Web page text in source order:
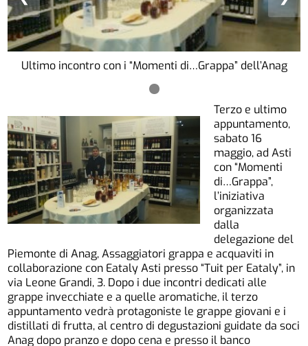
Ultimo incontro con i “Momenti di…Grappa” dell’Anag
Terzo e ultimo
appuntamento,
sabato 16
maggio, ad Asti
con “Momenti
di…Grappa”,
l’iniziativa
organizzata
dalla
delegazione del
Piemonte di Anag, Assaggiatori grappa e acquaviti in
collaborazione con Eataly Asti presso “Tuit per Eataly”, in
via Leone Grandi, 3. Dopo i due incontri dedicati alle
grappe invecchiate e a quelle aromatiche, il terzo
appuntamento vedrà protagoniste le grappe giovani e i
distillati di frutta, al centro di degustazioni guidate da soci
Anag dopo pranzo e dopo cena e presso il banco